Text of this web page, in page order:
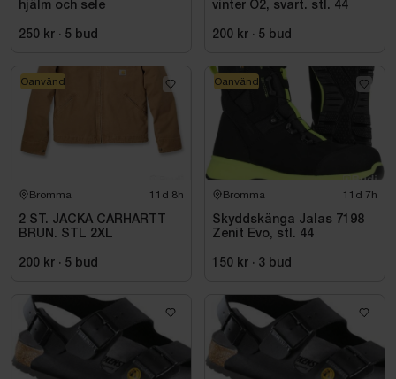
hjälm och sele
250 kr · 5 bud
vinter O2, svart. stl. 44
200 kr · 5 bud
Bromma 11d 8h
2 ST. JACKA CARHARTT
BRUN. STL 2XL
200 kr · 5 bud
Oanvänd
Bromma 11d 7h
Skyddskänga Jalas 7198
Zenit Evo, stl. 44
150 kr · 3 bud
Oanvänd